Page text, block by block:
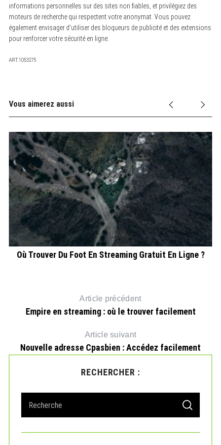
informations personnelles sur des sites non fiables, et privilégiez des
moteurs de recherche qui respectent votre anonymat. Vous pouvez
également envisager d’utiliser des bloqueurs de publicité et des extensions
pour renforcer votre sécurité en ligne.
ART.1053275
Vous aimerez aussi
Où Trouver Du Foot En Streaming Gratuit En Ligne ?
Article précédent
Empire en streaming : où le trouver facilement
Article suivant
Nouvelle adresse Cpasbien : Accédez facilement
RECHERCHER :
r
S
A
C